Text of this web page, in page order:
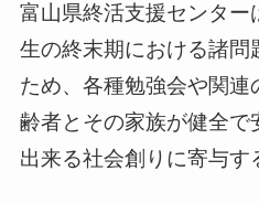
富山県終活支援センター
生の終末期における諸問
ため、各種勉強会や関連
齢者とその家族が健全で
出来る社会創りに寄与す